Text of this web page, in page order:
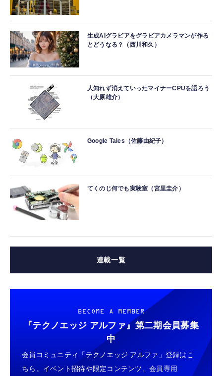
生成AIグラビアをグラビアカメラマンが作る
とどうなる？（西川和久）
人知れず消えていったマイナーCPUを語ろう
（大原雄介）
Google Tales（佐藤由紀子）
てくのじ何でも実験室（宮里圭介）
連載一覧
BECOME A MEMBER
『テクノエッジ アルファ』 第二期会員募集
中
会員コミュニティ「テクノエッジ アルファ」登録はこ
ちら。イベント招待や限定コンテンツ、会員専用